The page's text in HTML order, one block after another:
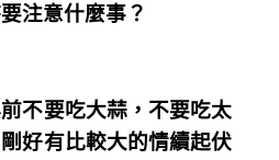
注意什麼事？
不要吃大蒜，不要吃太
好有比較大的情續起伏